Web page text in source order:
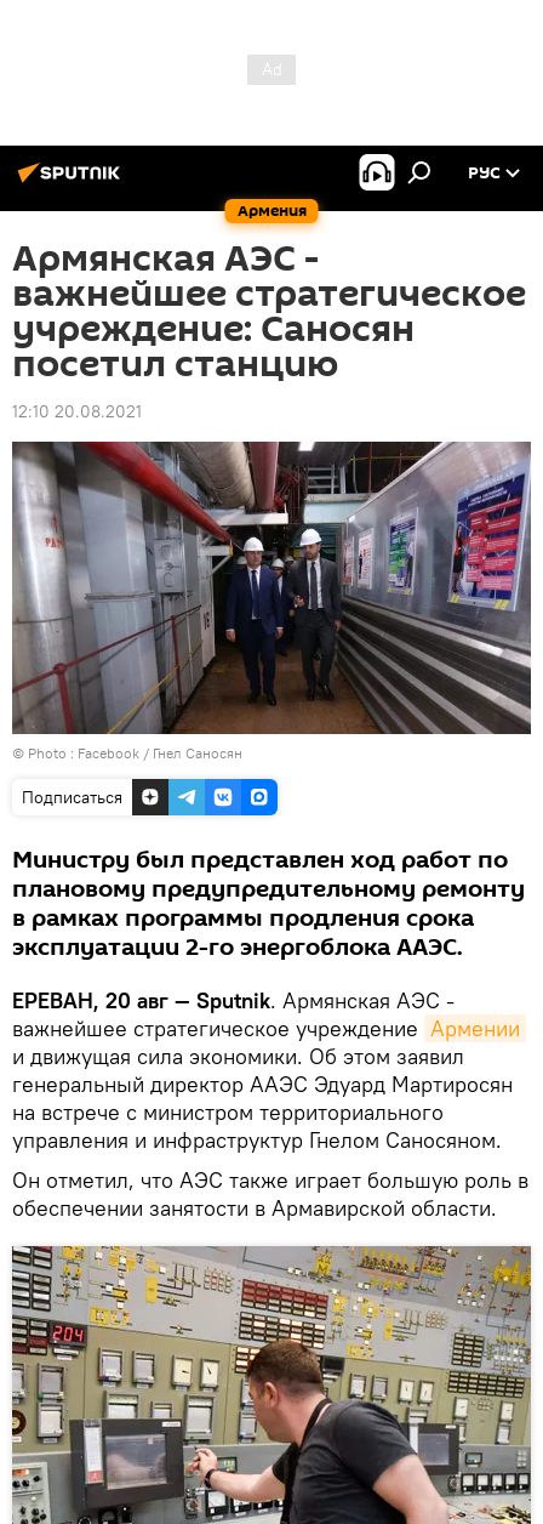
Армения
РУС
Армянская АЭС -
важнейшее стратегическое
учреждение: Саносян
посетил станцию
12:10 20.08.2021
© Photo : Facebook / Гнел Саносян
Подписаться
Министру был представлен ход работ по
плановому предупредительному ремонту
в рамках программы продления срока
эксплуатации 2-го энергоблока ААЭС.
ЕРЕВАН, 20 авг — Sputnik. Армянская АЭС -
важнейшее стратегическое учреждение Армении
и движущая сила экономики. Об этом заявил
генеральный директор ААЭС Эдуард Мартиросян
на встрече с министром территориального
управления и инфраструктур Гнелом Саносяном.
Он отметил, что АЭС также играет большую роль в
обеспечении занятости в Армавирской области.